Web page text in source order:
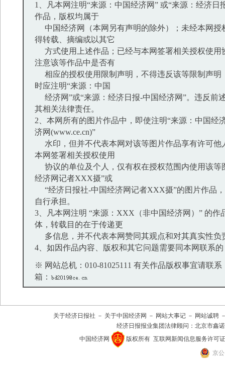
1、凡本网注明“来源：中国经济网” 或“来源：经济日
作品，版权均属于
中国经济网（本网另有声明的除外）；未经本网授
得转载、摘编或以其它
方式使用上述作品；已经与本网签署相关授权使用
注意该等作品中是否有
相应的授权使用限制声明，不得违反该等限制声明
时应注明“来源：中国
经济网”或“来源：经济日报-中国经济网”。违反前
其相关法律责任。
2、本网所有的图片作品中，即使注明“来源：中国经
济网(www.ce.cn)”
水印，但并不代表本网对该等图片作品享有许可他
本网签署相关授权使用
协议的单位及个人，仅有权在授权范围内使用该等
经济网记者XXX摄”或
“经济日报社-中国经济网记者XXX摄”的图片作品
自行承担。
3、凡本网注明 “来源：XXX（非中国经济网）” 的作
体，转载目的在于传递更
多信息，并不代表本网赞同其观点和对其真实性负
4、如因作品内容、版权和其它问题需要同本网联系
※ 网站总机：010-81025111 有关作品版权事宜请联系
箱：
关于经济日报社 － 关于中国经济网 － 网站大事记 － 网站诚聘
经济日报报业集团法律顾问： 北京市鑫
中国经济网
版权所有 互联网新闻信息服务许可证
京公